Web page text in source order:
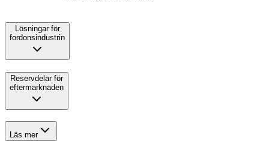
Lösningar för
fordonsindustrin
Reservdelar för
eftermarknaden
Läs mer